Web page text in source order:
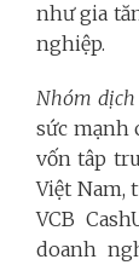
như gia
nghiệp.
Nhóm
sức mạnh
vốn tâp
Việt Nam,
VCB
doanh